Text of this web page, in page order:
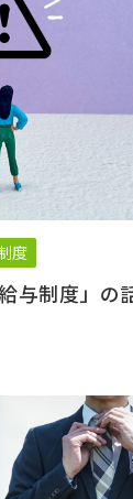
度
与制度」の